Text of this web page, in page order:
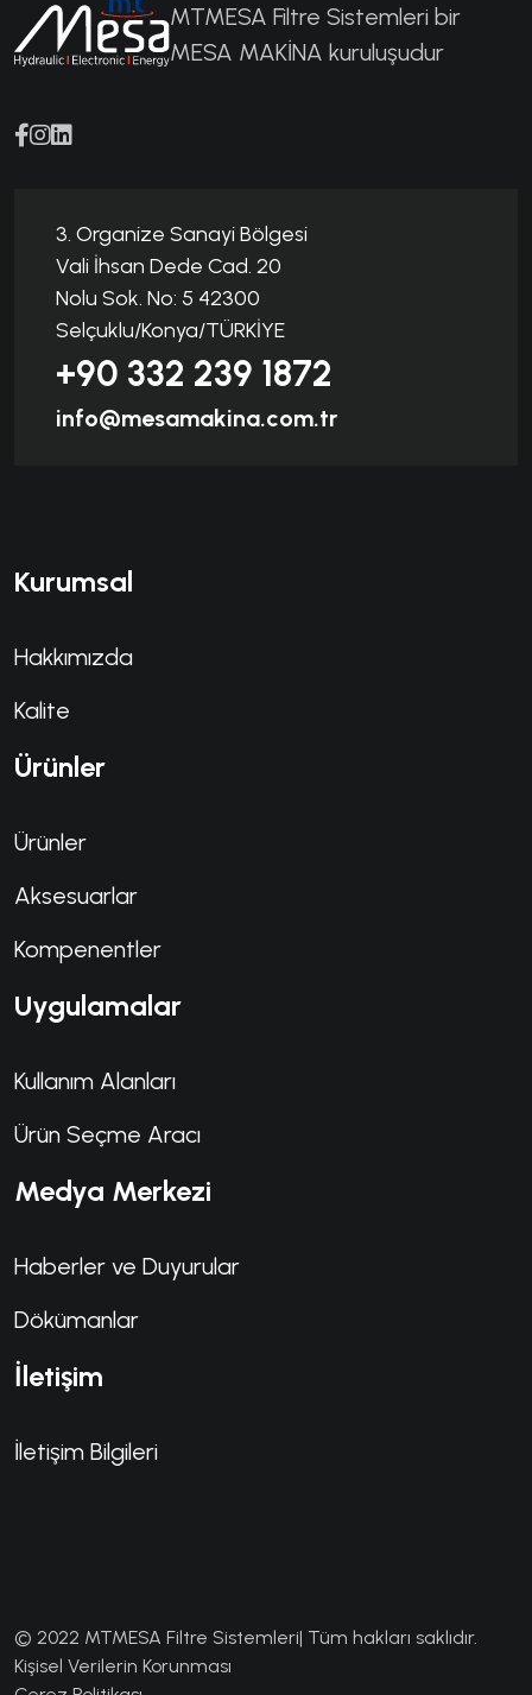
MTMESA Filtre Sistemleri bir
MESA MAKİNA kuruluşudur
3. Organize Sanayi Bölgesi
Vali İhsan Dede Cad. 20
Nolu Sok. No: 5 42300
Selçuklu/Konya/TÜRKİYE
+90 332 239 1872
info@mesamakina.com.tr
Kurumsal
Hakkımızda
Kalite
Ürünler
Ürünler
Aksesuarlar
Kompenentler
Uygulamalar
Kullanım Alanları
Ürün Seçme Aracı
Medya Merkezi
Haberler ve Duyurular
Dökümanlar
İletişim
İletişim Bilgileri
© 2022 MTMESA Filtre Sistemleri| Tüm hakları saklıdır.
Kişisel Verilerin Korunması